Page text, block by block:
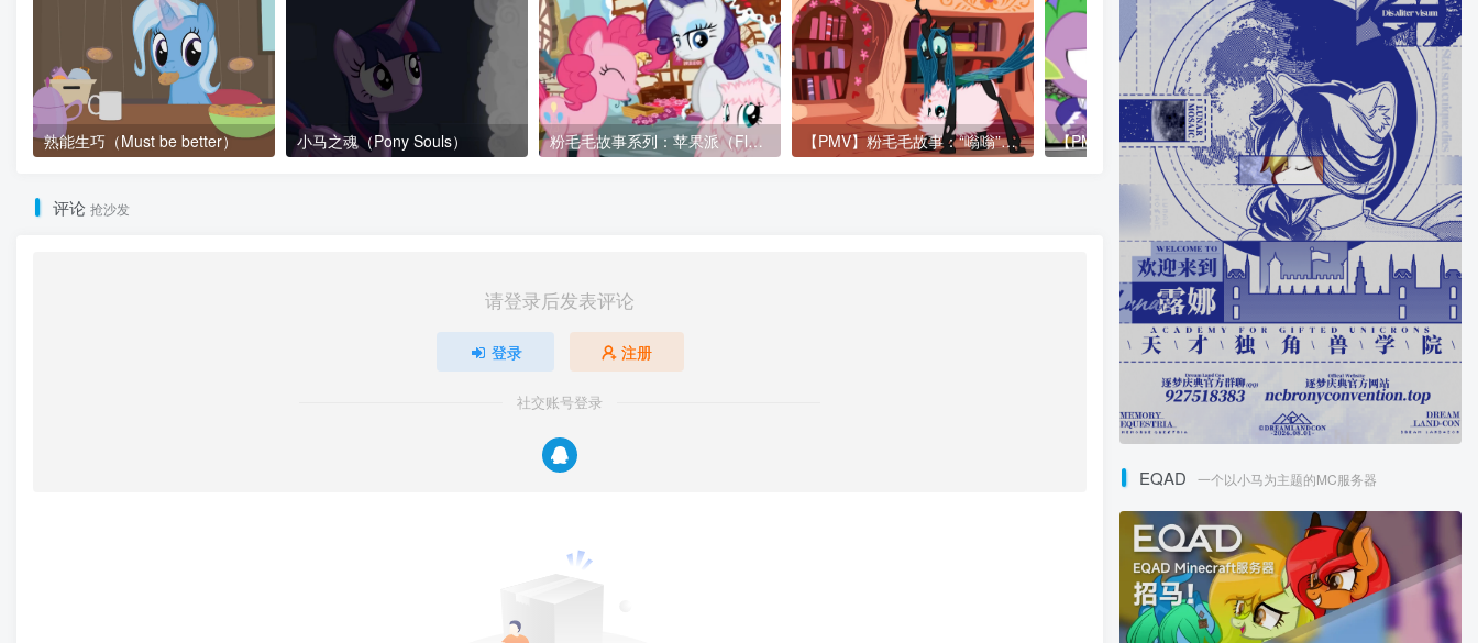
熟能生巧（Must be better） 小马之魂（Pony Souls） 粉毛毛故事系列：苹果派（Fluffle Puff Tales: “Appleperrrrr”） 【PMV】粉毛毛故事：“嗡嗡”（Fluffle Puff Tales: “Vroom Vroom”） 【PMV】你的冒险日志消失了! （Your Adventure Log Has Vanished） 【音乐/中英字幕】Pop
评论 抢沙发
请登录后发表评论
登录 注册
社交账号登录
EQAD 一个以小马为主题的MC服务器